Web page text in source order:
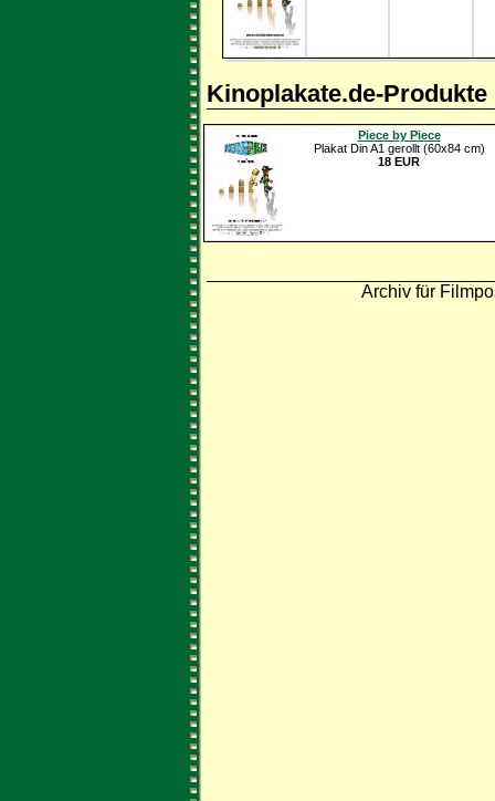
Kinoplakate.de-Produkte
Piece by Piece
Plakat Din A1 gerollt (60x84 cm)
18 EUR
Archiv für